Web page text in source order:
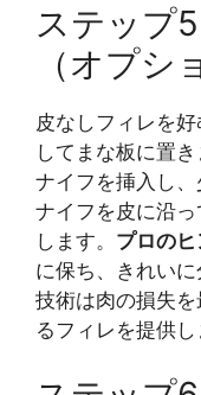
ステップ
（オプシ
皮なしフィレを
してまな板に置
ナイフを挿入し、
ナイフを皮に沿
します。 プロのヒ
に保ち、きれい
技術は肉の損失
るフィレを提供し